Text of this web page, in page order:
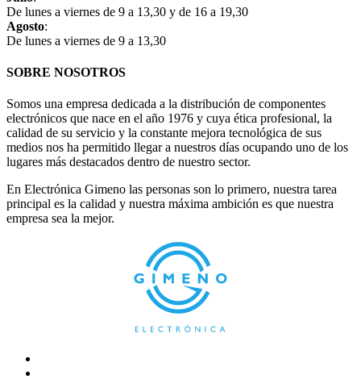
De lunes a viernes de 9 a 13,30 y de 16 a 19,30
Agosto:
De lunes a viernes de 9 a 13,30
SOBRE NOSOTROS
Somos una empresa dedicada a la distribución de componentes
electrónicos que nace en el año 1976 y cuya ética profesional, la
calidad de su servicio y la constante mejora tecnológica de sus
medios nos ha permitido llegar a nuestros días ocupando uno de los
lugares más destacados dentro de nuestro sector.
En Electrónica Gimeno las personas son lo primero, nuestra tarea
principal es la calidad y nuestra máxima ambición es que nuestra
empresa sea la mejor.